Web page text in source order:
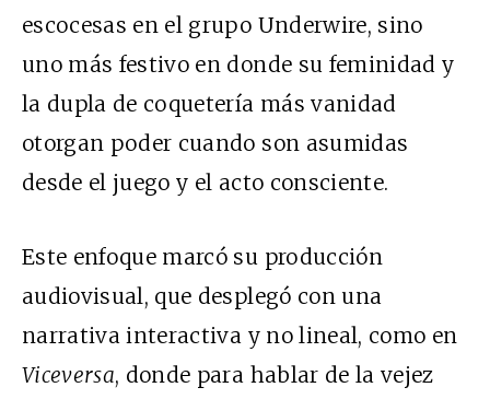
escocesas en el grupo Underwire, sino
uno más festivo en donde su feminidad y
la dupla de coquetería más vanidad
otorgan poder cuando son asumidas
desde el juego y el acto consciente.
Este enfoque marcó su producción
audiovisual, que desplegó con una
narrativa interactiva y no lineal, como en
Viceversa, donde para hablar de la vejez